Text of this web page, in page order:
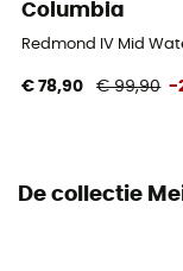
Label
Leather Working
/ PFC-Free
Columbia
Redmond IV Mid
€ 78,90 € 99,90 -
De collectie